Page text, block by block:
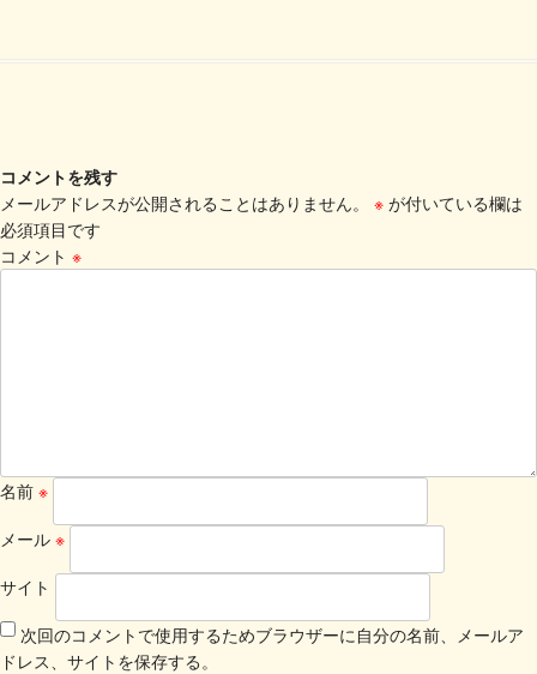
コメントを残す
メールアドレスが公開されることはありません。
※ が付いている欄は
必須項目です
コメント ※
名前 ※
メール ※
サイト
次回のコメントで使用するためブラウザーに自分の名前、メールア
ドレス、サイトを保存する。